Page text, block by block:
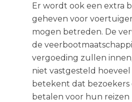
Er wordt ook een extra
geheven voor
mogen betreden. De
de
vergoeding zullen
niet vastgesteld hoeveel
betekent dat bezoekers
betalen voor hun reizen